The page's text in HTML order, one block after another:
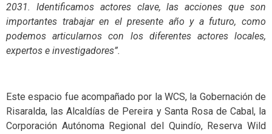
2031. Identificamos actores clave, las acciones que son
importantes trabajar en el presente año y a futuro, como
podemos articularnos con los diferentes actores locales,
expertos e investigadores”.
Este espacio fue acompañado por la WCS, la Gobernación de
Risaralda, las Alcaldías de Pereira y Santa Rosa de Cabal, la
Corporación Autónoma Regional del Quindío, Reserva Wild